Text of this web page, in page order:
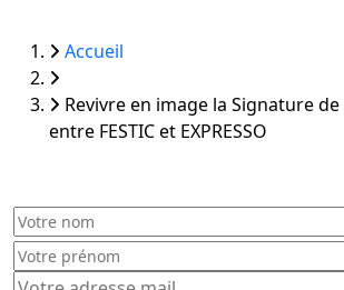
FIL D'ARIANE
Accueil
Revivre en image la Signature
entre FESTIC et EXPRESSO